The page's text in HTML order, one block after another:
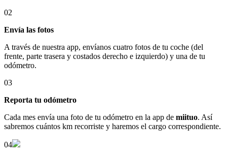
02
Envía las fotos
A través de nuestra app, envíanos cuatro fotos de tu coche (del
frente, parte trasera y costados derecho e izquierdo) y una de tu
odómetro.
03
Reporta tu odómetro
Cada mes envía una foto de tu odómetro en la app de miituo. Así
sabremos cuántos km recorriste y haremos el cargo correspondiente.
04